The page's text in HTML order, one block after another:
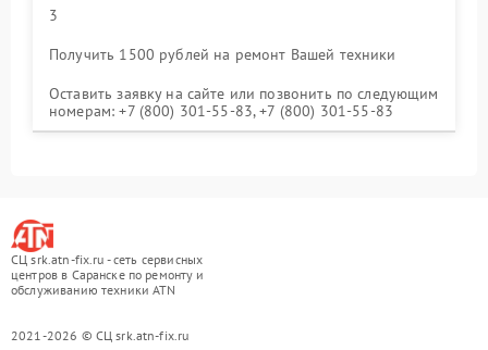
3
Получить 1500 рублей на ремонт Вашей техники
Оставить заявку на сайте или позвонить по следующим
номерам: +7 (800) 301-55-83, +7 (800) 301-55-83
СЦ srk.atn-fix.ru - сеть сервисных
центров в Саранске по ремонту и
обслуживанию техники ATN
2021-2026 © СЦ srk.atn-fix.ru